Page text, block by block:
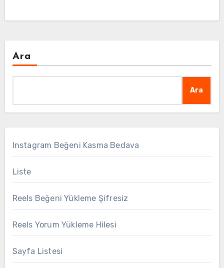
Ara
Ara
Instagram Beğeni Kasma Bedava
Liste
Reels Beğeni Yükleme Şifresiz
Reels Yorum Yükleme Hilesi
Sayfa Listesi